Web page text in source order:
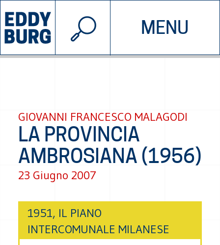
MENU
INIZIATIVE CHI SIAMO
© 2026 EDDYBURG
GIOVANNI FRANCESCO MALAGODI
LA PROVINCIA
AMBROSIANA (1956)
23 Giugno 2007
1951, IL PIANO
INTERCOMUNALE MILANESE